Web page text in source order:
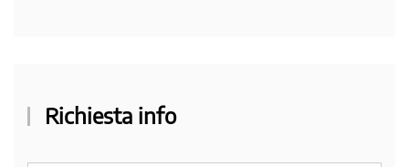
Richiesta info